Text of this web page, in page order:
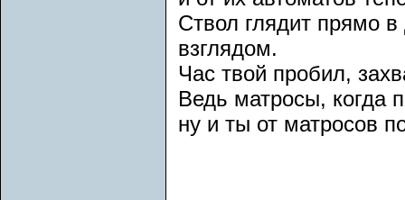
Ствол глядит прямо
взглядом.
Час твой пробил,
Ведь матросы, когда
ну и ты от матросов